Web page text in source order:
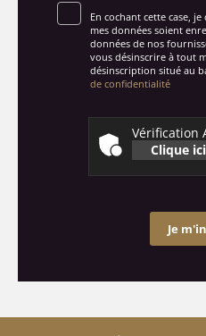
En cochant cette case,
mes données soient
données de nos
vous désinscrire à tout
désinscription situé au
de confidentialité
Vérification
Clique
Je